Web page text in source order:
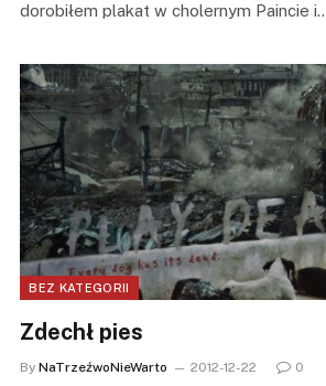
dorobiłem plakat w cholernym Paincie
BEZ KATEGORII
Zdechł pies
By NaTrzeźwoNieWarto 2012-12-22 0